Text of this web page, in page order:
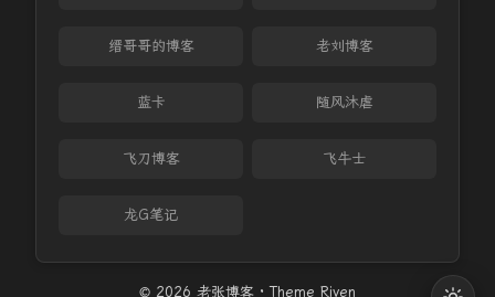
缙哥哥的博客 老刘博客
蓝卡 随风沐虐
飞刀博客 飞牛士
龙G笔记
© 2026 老张博客 · Theme Riven